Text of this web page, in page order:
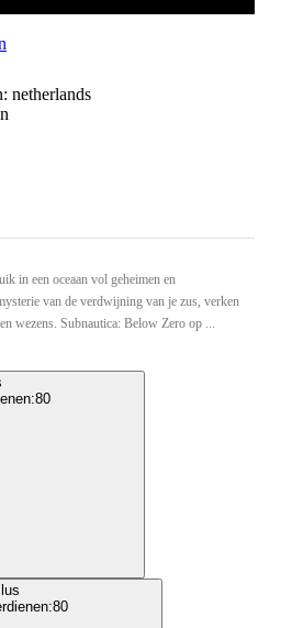
netherlands
in een oceaan vol geheimen en
van de verdwijning van je zus, verken
wezens. Subnautica: Below Zero op ...
80
80